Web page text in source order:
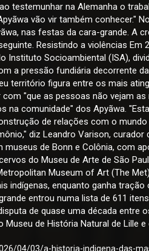
testemunhar na Alemanha o
vão vir também conhecer."
nas festas da cara-grande. A
Resistindo a violências Em
Socioambiental (ISA),
a pressão fundiária decorrente
território figura entre os mais
"que as pessoas não vejam
na comunidade" dos Apyãwa.
de relações com o
diz Leandro Varison,
de Bonn e Colônia, com
do Museu de Arte de São
Museum of Art (The
indígenas, enquanto ganha
entrou numa lista de 611
de quase uma década entre
de História Natural de Lille
04/03/a-historia-indigena-das-